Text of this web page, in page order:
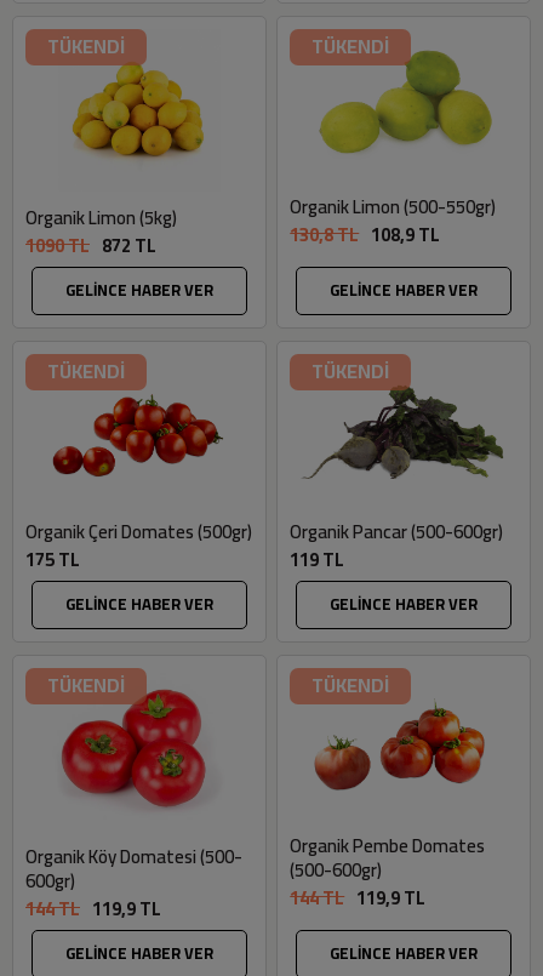
TÜKENDİ
Organik Limon (5kg)
1090 TL 872 TL
GELİNCE HABER VER
TÜKENDİ
Organik Limon (500-550gr)
130,8 TL 108,9 TL
GELİNCE HABER VER
TÜKENDİ
Organik Çeri Domates (500gr)
175 TL
GELİNCE HABER VER
TÜKENDİ
Organik Pancar (500-600gr)
119 TL
GELİNCE HABER VER
TÜKENDİ
Organik Köy Domatesi (500-
600gr)
144 TL 119,9 TL
GELİNCE HABER VER
TÜKENDİ
Organik Pembe Domates
(500-600gr)
144 TL 119,9 TL
GELİNCE HABER VER